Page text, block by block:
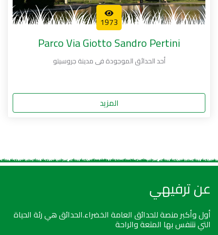
1973
Parco Via Giotto Sandro Pertini
أحد الحدائق الموجودة فى مدينة جروسيتو
المزيد
عن ترفيهي
أول وأكبر منصة للحدائق العامة الخضراء.الحدائق هي رئة الحياة
التي نتنفس بها المتعة والراحة